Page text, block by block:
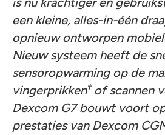
een kleine, alles-in-één
opnieuw ontworpen
Nieuw systeem heeft de
sensoropwarming op de
vingerprikken†of scannen
Dexcom G7 bouwt voort
prestaties van Dexcom